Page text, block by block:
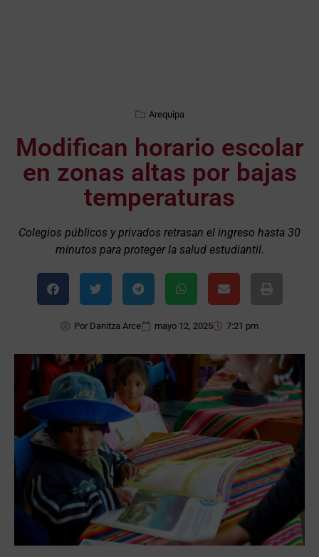
Arequipa
Modifican horario escolar
en zonas altas por bajas
temperaturas
Colegios públicos y privados retrasan el ingreso hasta 30
minutos para proteger la salud estudiantil.
Por Danitza Arce mayo 12, 2025 7:21 pm